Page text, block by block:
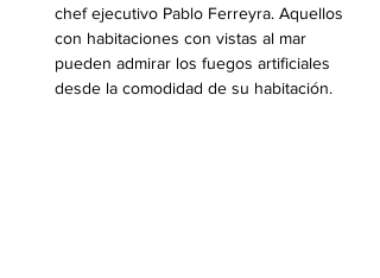
chef ejecutivo Pablo Ferreyra. Aquellos
con habitaciones con vistas al mar
pueden admirar los fuegos artificiales
desde la comodidad de su habitación.